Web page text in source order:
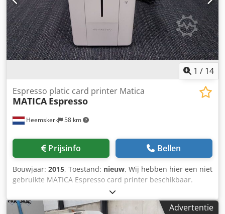
1 / 14
Heemskerk 58 km
Espresso platic card printer Matica
MATICA Espresso
Prijsinfo Bellen
Bouwjaar: 2015, Toestand: nieuw, Wij hebben hier een niet
gebruikte MATICA Espresso card printer beschikbaar.
Bouwjaar 2015 en heeft al die tijd in onze showroom
gestaan. Heeft slechts 10 kaarten geprint. Wij zijn hier tot
de conclusie gekomen dat dit soort machines niet bij onze
Advertentie